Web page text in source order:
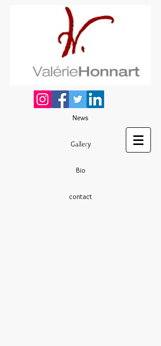
News
Gallery
Bio
contact
liens